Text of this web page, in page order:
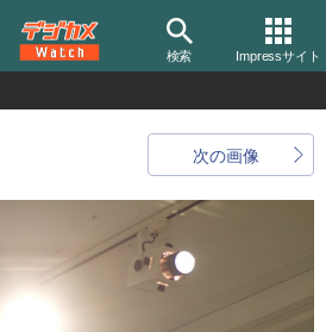
検索 Impressサイト
次の画像